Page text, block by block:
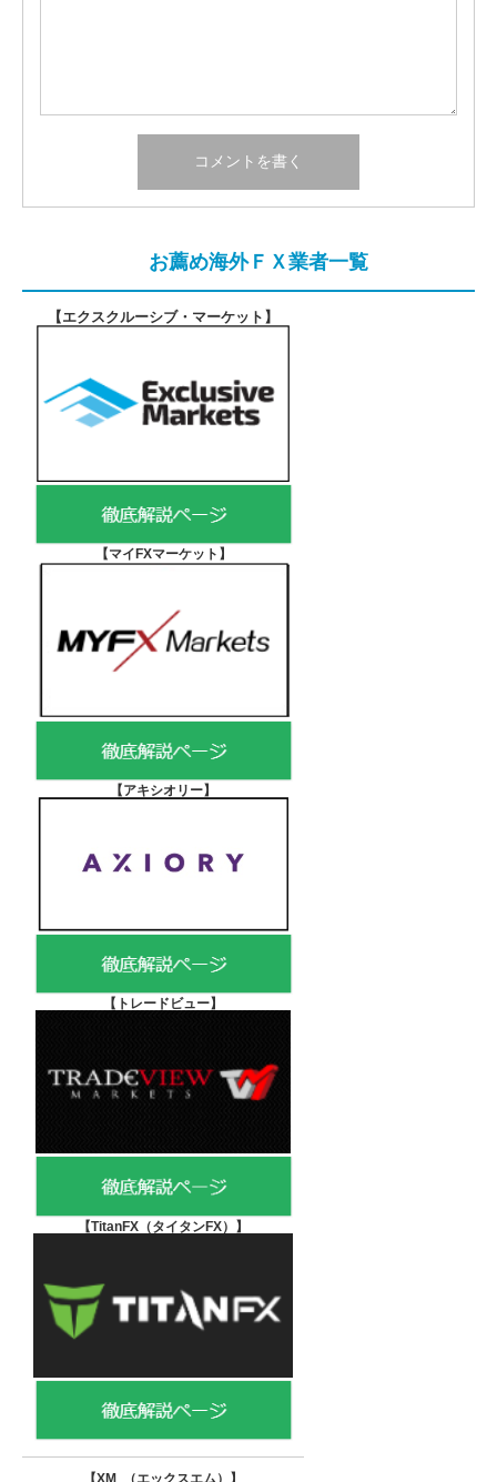
お薦め海外ＦＸ業者一覧
【エクスクルーシブ・マーケット 】
【マイFXマーケット 】
【アキシオリー】
【 トレードビュー】
【TitanFX（タイタンFX） 】
【XM （エックスエム） 】